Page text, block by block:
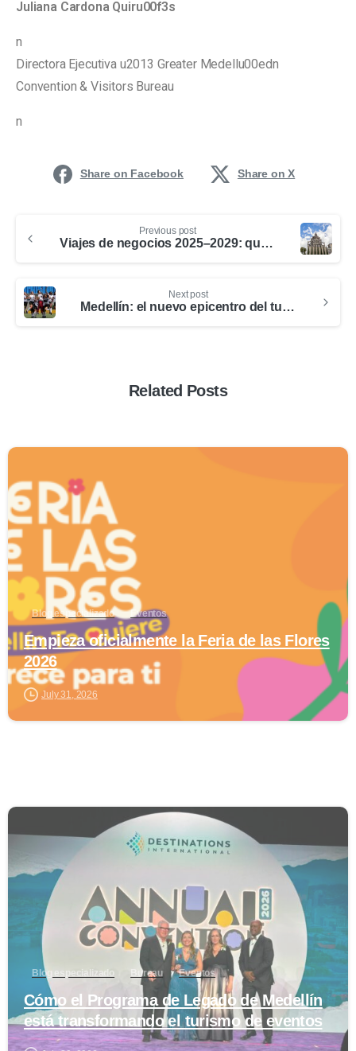
Juliana Cardona Quiru00f3s
n
Directora Ejecutiva u2013 Greater Medellu00edn
Convention & Visitors Bureau
n
Share on Facebook Share on X
Previous post
Viajes de negocios 2025–2029: qué viene y cómo Medellín puede aprovecharlo
Next post
Medellín: el nuevo epicentro del turismo vacacional en el receso escolar de octubre
Related Posts
Blog especializado Eventos
Empieza oficialmente la Feria de las Flores
2026
July 31, 2026
Blog especializado Bureau Eventos
Cómo el Programa de Legado de Medellín
está transformando el turismo de eventos